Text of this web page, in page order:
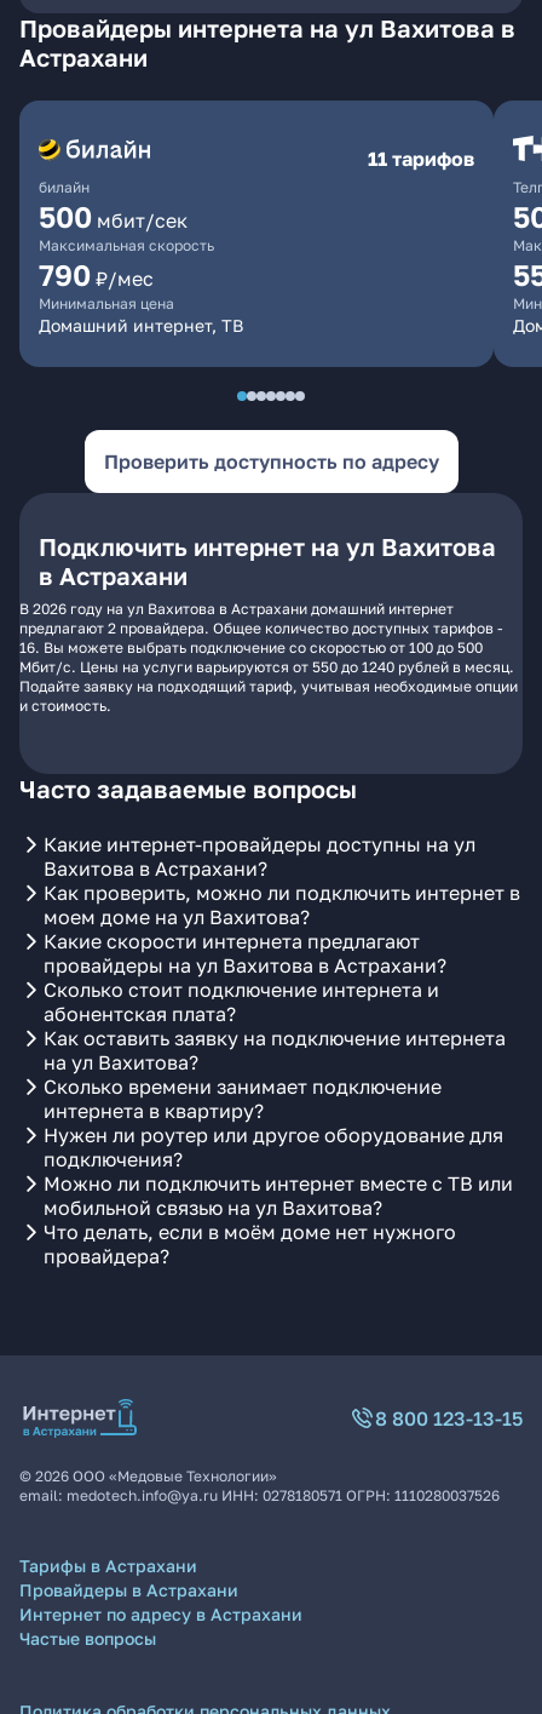
Провайдеры интернета на ул Вахитова в
Астрахани
билайн
11 тарифов
500 мбит/сек
Максимальная скорость
790 ₽/мес
Минимальная цена
Домашний интернет, ТВ
Проверить доступность по адресу
Подключить интернет на ул Вахитова
в Астрахани
В 2026 году на ул Вахитова в Астрахани домашний интернет
предлагают 2 провайдера. Общее количество доступных тарифов -
16. Вы можете выбрать подключение со скоростью от 100 до 500
Мбит/с. Цены на услуги варьируются от 550 до 1240 рублей в месяц.
Подайте заявку на подходящий тариф, учитывая необходимые опции
и стоимость.
Часто задаваемые вопросы
Какие интернет-провайдеры доступны на ул
Вахитова в Астрахани?
Как проверить, можно ли подключить интернет в
моем доме на ул Вахитова?
Какие скорости интернета предлагают
провайдеры на ул Вахитова в Астрахани?
Сколько стоит подключение интернета и
абонентская плата?
Как оставить заявку на подключение интернета
на ул Вахитова?
Сколько времени занимает подключение
интернета в квартиру?
Нужен ли роутер или другое оборудование для
подключения?
Можно ли подключить интернет вместе с ТВ или
мобильной связью на ул Вахитова?
Что делать, если в моём доме нет нужного
провайдера?
8 800 123-13-15
© 2026 ООО «Медовые Технологии»
email: medotech.info@ya.ru ИНН: 0278180571 ОГРН: 1110280037526
Тарифы в Астрахани
Провайдеры в Астрахани
Интернет по адресу в Астрахани
Частые вопросы